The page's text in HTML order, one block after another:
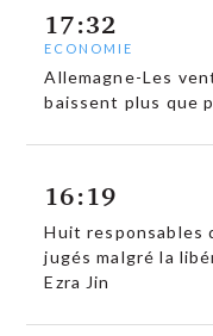
17:32
ECONOMIE
Allemagne-Les
baissent plus que
16:19
Huit responsables
jugés malgré la
Ezra Jin